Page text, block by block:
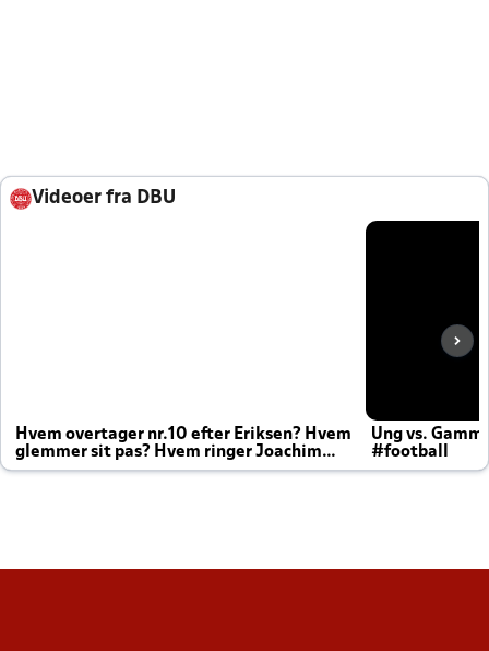
Videoer fra DBU
Hvem overtager nr.10 efter Eriksen? Hvem
glemmer sit pas? Hvem ringer Joachim
altid til efter kampe?
Ung vs.
#football